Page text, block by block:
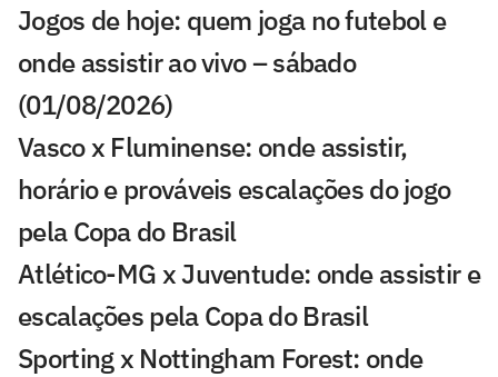
Jogos de hoje: quem joga no futebol e
onde assistir ao vivo – sábado
(01/08/2026)
Vasco x Fluminense: onde assistir,
horário e prováveis escalações do jogo
pela Copa do Brasil
Atlético-MG x Juventude: onde assistir e
escalações pela Copa do Brasil
Sporting x Nottingham Forest: onde